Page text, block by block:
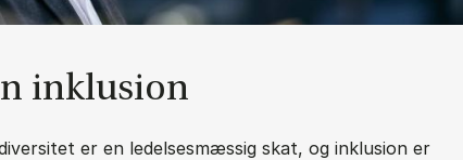
in­klu­sion
er en ledelsesmæssig skat, og inklusion er